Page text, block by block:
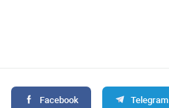
Facebook Telegram